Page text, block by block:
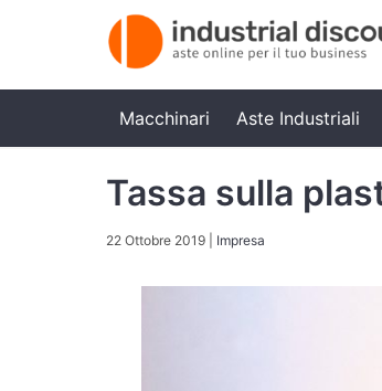
Macchinari Aste Industriali
Tassa sulla
22 Ottobre 2019 Impresa